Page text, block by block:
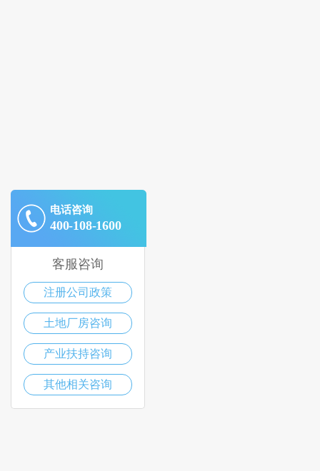
电话咨询
400-108-1600
客服咨询
注册公司政策
土地厂房咨询
产业扶持咨询
其他相关咨询